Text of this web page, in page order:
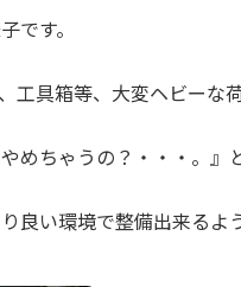
です。
工具箱等、大変ヘビーな
めちゃうの？・・・。』
良い環境で整備出来る